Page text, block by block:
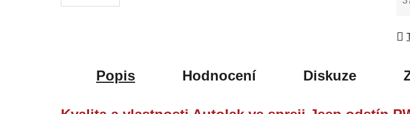
Popis Hodnocení Diskuze